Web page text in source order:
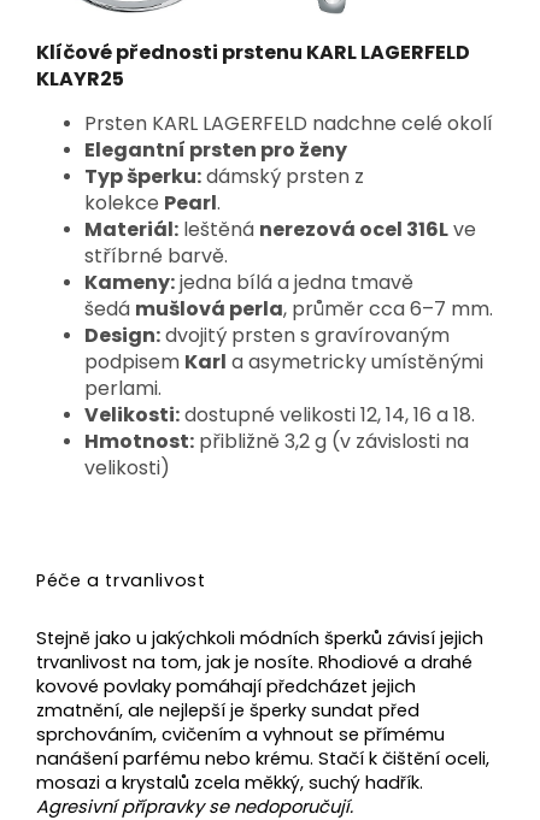
Klíčové přednosti prstenu KARL LAGERFELD
KLAYR25
Prsten KARL LAGERFELD nadchne celé okolí
Elegantní prsten pro ženy
Typ šperku:dámský prsten z
kolekce Pearl.
Materiál: leštěná nerezová ocel 316Lve
stříbrné barvě.
Kameny:jedna bílá a jedna tmavě
šedá mušlová perla, průměr cca 6–7 mm.
Design:dvojitý prsten s gravírovaným
podpisem Karl a asymetricky umístěnými
perlami.
Velikosti:dostupné velikosti 12, 14, 16 a 18.
Hmotnost: přibližně 3,2 g (v závislosti na
velikosti)
Péče a trvanlivost
Stejně jako u jakýchkoli módních šperků závisí jejich
trvanlivost na tom, jak je nosíte. Rhodiové a drahé
kovové povlaky pomáhají předcházet jejich
zmatnění, ale nejlepší je šperky sundat před
sprchováním, cvičením a vyhnout se přímému
nanášení parfému nebo krému. Stačí k čištění oceli,
mosazi a krystalů zcela měkký, suchý hadřík.
Agresivní přípravky se nedoporučují.